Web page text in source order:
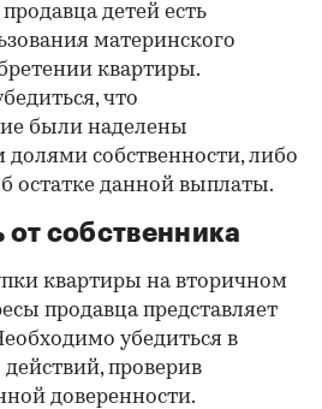
детей есть
материнского
квартиры.
что
были наделены
собственности, либо
остатке данной выплаты.
собственника
квартиры на вторичном
продавца представляет
убедиться в
проверив
доверенности.